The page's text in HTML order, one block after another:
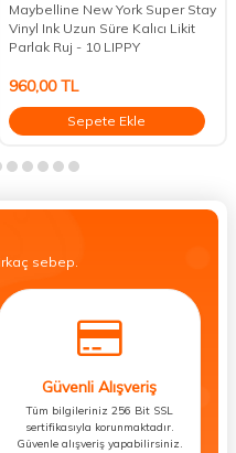
Maybelline New York Super Stay
Vinyl Ink Uzun Süre Kalıcı Likit
Parlak Ruj - 10 LIPPY
960,00TL
Sepete Ekle
sebep.
Güvenli Alışveriş
Tüm bilgileriniz 256 Bit SSL
sertifikasıyla korunmaktadır.
Güvenle alışveriş yapabilirsiniz.